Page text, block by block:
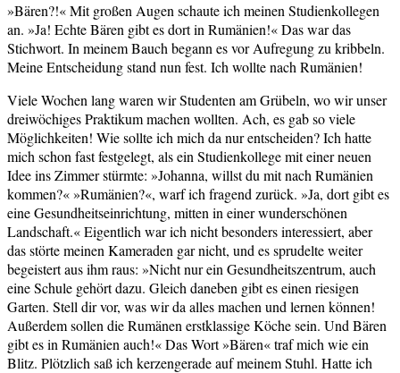
»Bären?!« Mit großen Augen schaute ich meinen Studienkollegen
an. »Ja! Echte Bären gibt es dort in Rumänien!« Das war das
Stichwort. In meinem Bauch begann es vor Aufregung zu kribbeln.
Meine Entscheidung stand nun fest. Ich wollte nach Rumänien!
Viele Wochen lang waren wir Studenten am Grübeln, wo wir unser
dreiwöchiges Praktikum machen wollten. Ach, es gab so viele
Möglichkeiten! Wie sollte ich mich da nur entscheiden? Ich hatte
mich schon fast festgelegt, als ein Studienkollege mit einer neuen
Idee ins Zimmer stürmte: »Johanna, willst du mit nach Rumänien
kommen?« »Rumänien?«, warf ich fragend zurück. »Ja, dort gibt es
eine Gesundheitseinrichtung, mitten in einer wunderschönen
Landschaft.« Eigentlich war ich nicht besonders interessiert, aber
das störte meinen Kameraden gar nicht, und es sprudelte weiter
begeistert aus ihm raus: »Nicht nur ein Gesundheitszentrum, auch
eine Schule gehört dazu. Gleich daneben gibt es einen riesigen
Garten. Stell dir vor, was wir da alles machen und lernen können!
Außerdem sollen die Rumänen erstklassige Köche sein. Und Bären
gibt es in Rumänien auch!« Das Wort »Bären« traf mich wie ein
Blitz. Plötzlich saß ich kerzengerade auf meinem Stuhl. Hatte ich